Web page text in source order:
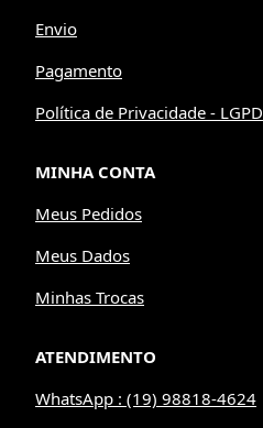
Envio
Pagamento
Política de Privacidade - LGPD
MINHA CONTA
Meus Pedidos
Meus Dados
Minhas Trocas
ATENDIMENTO
WhatsApp : (19) 98818-4624